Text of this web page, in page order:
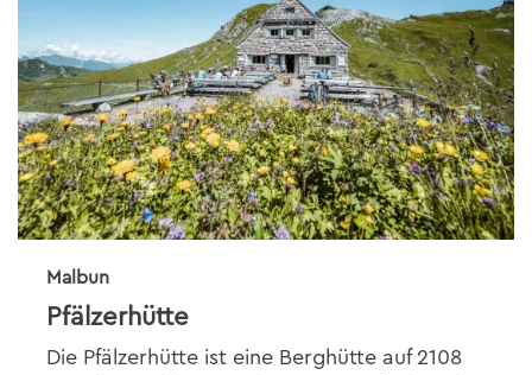
Malbun
Pfälzerhütte
Die Pfälzerhütte ist eine Berghütte auf 2108